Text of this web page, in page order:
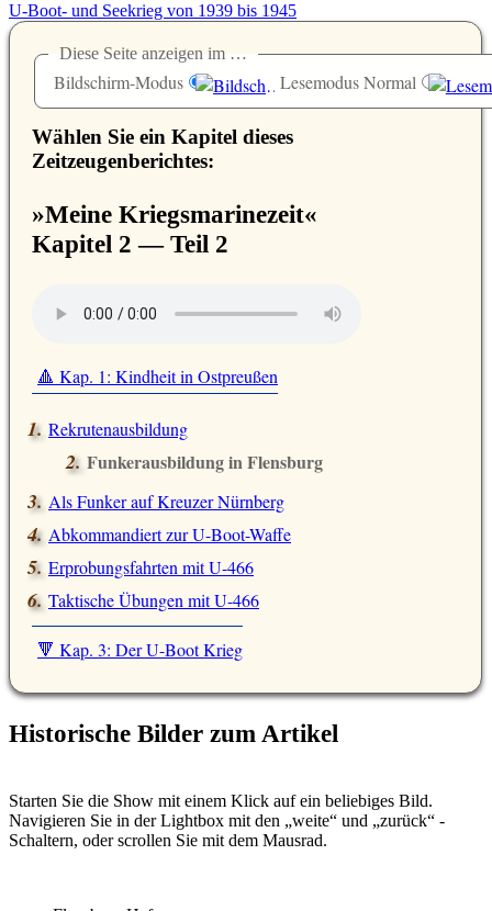
U-Boot- und Seekrieg von 1939 bis 1945
Diese Seite anzeigen im …
Bildschirm-Modus Lesemodus Normal
Wählen Sie ein Kapitel dieses
Zeitzeugenberichtes:
»Meine Kriegsmarinezeit«
Kapitel 2 — Teil 2
🔺 Kap. 1: Kindheit in Ostpreußen
Rekrutenausbildung
Funkerausbildung in Flensburg
Als Funker auf Kreuzer Nürnberg
Abkommandiert zur U-Boot-Waffe
Erprobungsfahrten mit U-466
Taktische Übungen mit U-466
🔻 Kap. 3: Der U-Boot Krieg
Historische Bilder zum Artikel
Starten Sie die Show mit einem Klick auf ein beliebiges Bild.
Navigieren Sie in der Lightbox mit den
weite und zurück
-
Schaltern, oder scrollen Sie mit dem Mausrad.